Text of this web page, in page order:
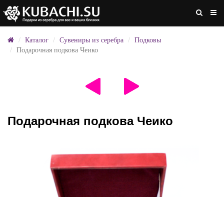
Каталог Сувениры из серебра
Подковы
Подарочная подкова Чеико
Подарочная подкова Чеико